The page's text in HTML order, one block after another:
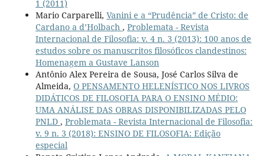
1 (2011)
Mario Carparelli, Vanini e a “Prudência” de Cristo: de
Cardano a d’Holbach , Problemata - Revista
Internacional de Filosofia: v. 4 n. 3 (2013): 100 anos de
estudos sobre os manuscritos filosóficos clandestinos:
Homenagem a Gustave Lanson
Antônio Alex Pereira de Sousa, José Carlos Silva de
Almeida, O PENSAMENTO HELENÍSTICO NOS LIVROS
DIDÁTICOS DE FILOSOFIA PARA O ENSINO MÉDIO:
UMA ANÁLISE DAS OBRAS DISPONIBILIZADAS PELO
PNLD , Problemata - Revista Internacional de Filosofia:
v. 9 n. 3 (2018): ENSINO DE FILOSOFIA: Edição
especial